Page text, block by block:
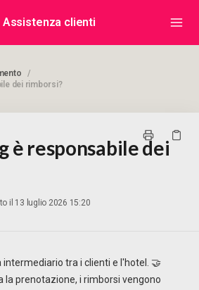
Assistenza clienti
/
dei rimborsi?
è responsabile dei
il 13 luglio 2026 15:20
tra i clienti e l'hotel. 🤝
la prenotazione, i rimborsi vengono